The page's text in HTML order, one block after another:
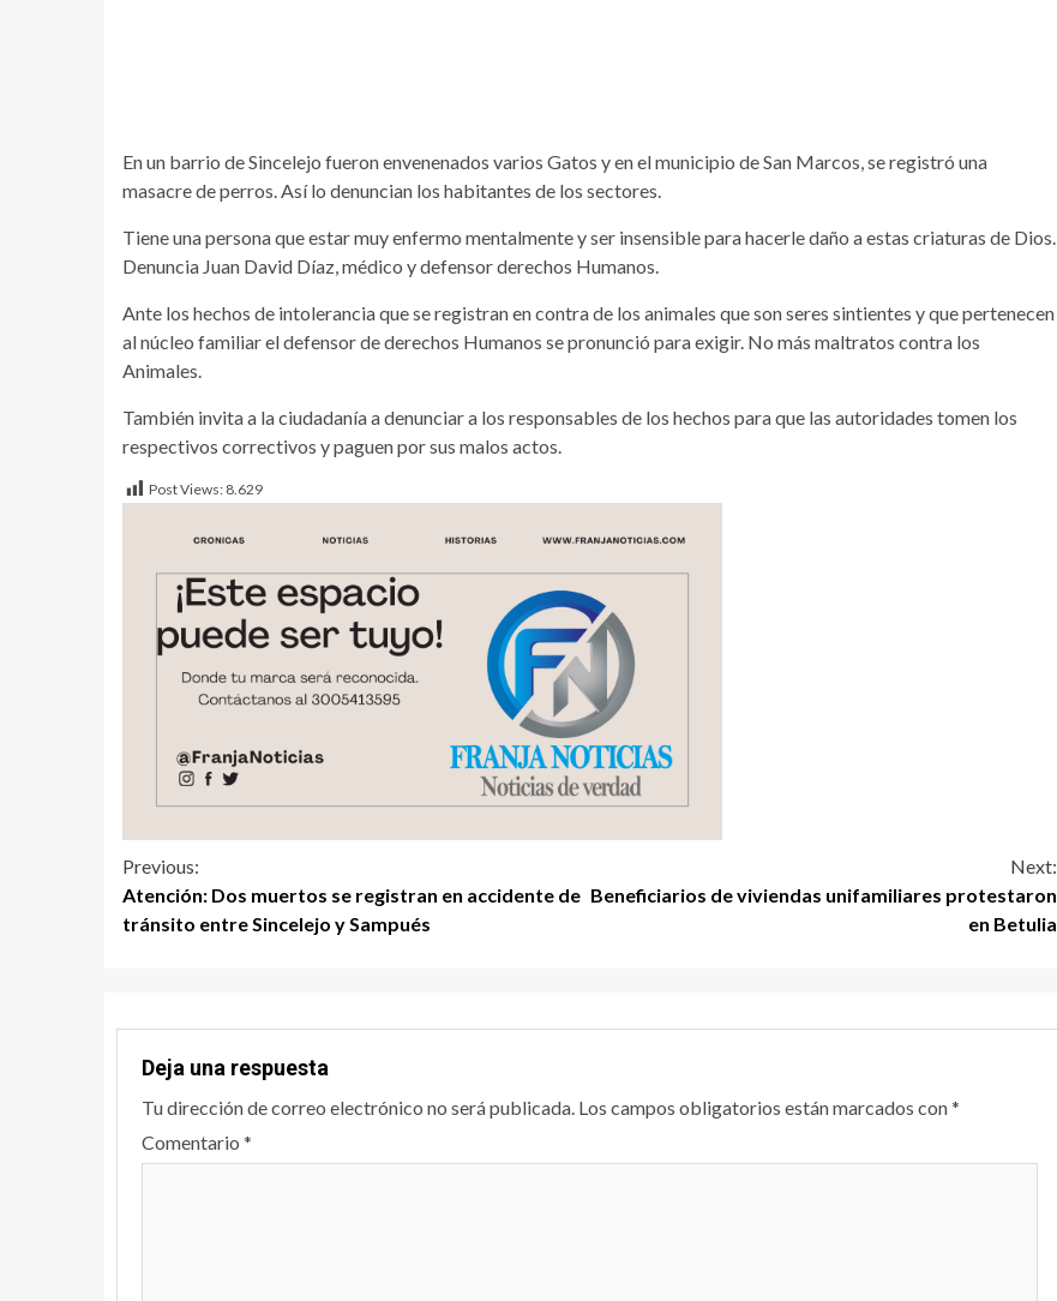
En un barrio de Sincelejo fueron envenenados varios Gatos y en el municipio de San Marcos, se registró una
masacre de perros. Así lo denuncian los habitantes de los sectores.
Tiene una persona que estar muy enfermo mentalmente y ser insensible para hacerle daño a estas criaturas de Dios.
Denuncia Juan David Díaz, médico y defensor derechos Humanos.
Ante los hechos de intolerancia que se registran en contra de los animales que son seres sintientes y que pertenecen
al núcleo familiar el defensor de derechos Humanos se pronunció para exigir. No más maltratos contra los
Animales.
También invita a la ciudadanía a denunciar a los responsables de los hechos para que las autoridades tomen los
respectivos correctivos y paguen por sus malos actos.
Post Views: 8.629
Previous:
Atención: Dos muertos se registran en accidente de
tránsito entre Sincelejo y Sampués
Next:
Beneficiarios de viviendas unifamiliares protestaron
en Betulia
Deja una respuesta
Tu dirección de correo electrónico no será publicada. Los campos obligatorios están marcados con*
Comentario *